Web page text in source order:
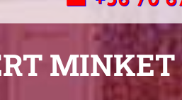
MINKET